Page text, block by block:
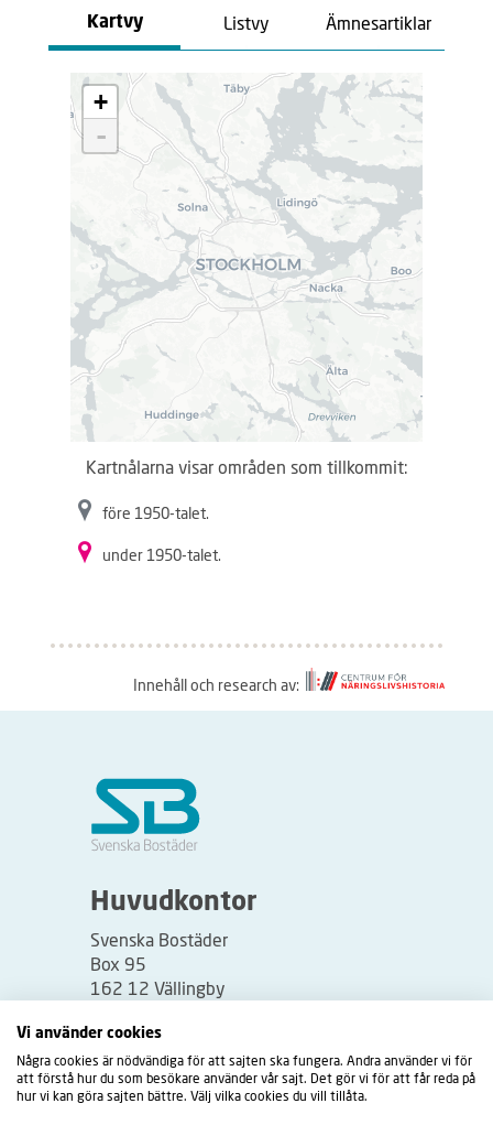
Kartvy Listvy Ämnesartiklar
a
.
.
+
-
Kartnålarna visar områden som tillkommit:
före 1950-talet.
under 1950-talet.
Innehåll och research av:
a
r
t
Huvudkontor
Svenska Bostäder
Box 95
162 12 Vällingby
Besöksadress:
Vällingbyplan 2
Vi använder cookies
Några cookies är nödvändiga för att sajten ska fungera. Andra använder vi för
att förstå hur du som besökare använder vår sajt. Det gör vi för att får reda på
hur vi kan göra sajten bättre. Välj vilka cookies du vill tillåta.